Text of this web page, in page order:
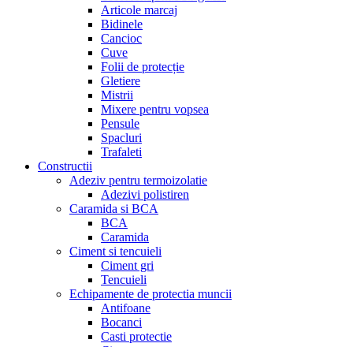
Articole marcaj
Bidinele
Cancioc
Cuve
Folii de protecție
Gletiere
Mistrii
Mixere pentru vopsea
Pensule
Spacluri
Trafaleti
Constructii
Adeziv pentru termoizolatie
Adezivi polistiren
Caramida si BCA
BCA
Caramida
Ciment si tencuieli
Ciment gri
Tencuieli
Echipamente de protectia muncii
Antifoane
Bocanci
Casti protectie